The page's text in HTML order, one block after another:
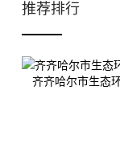
推荐排行
齐齐哈尔市生态